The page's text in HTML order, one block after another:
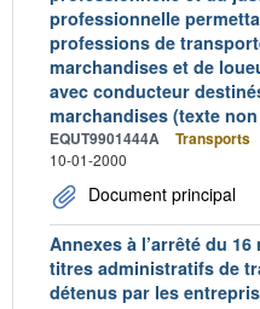
professionnelle
professions de
marchandises et de
avec conducteur
marchandises (texte
EQUT9901444A Transports
10-01-2000
Document principal
Annexes à l’arrêté du
titres administratifs de
détenus par les